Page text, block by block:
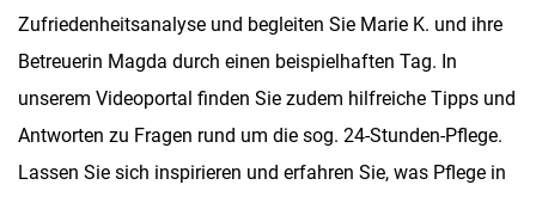
Zufriedenheitsanalyse und begleiten Sie Marie K. und ihre
Betreuerin Magda durch einen beispielhaften Tag. In
unserem Videoportal finden Sie zudem hilfreiche Tipps und
Antworten zu Fragen rund um die sog. 24-Stunden-Pflege.
Lassen Sie sich inspirieren und erfahren Sie, was Pflege in